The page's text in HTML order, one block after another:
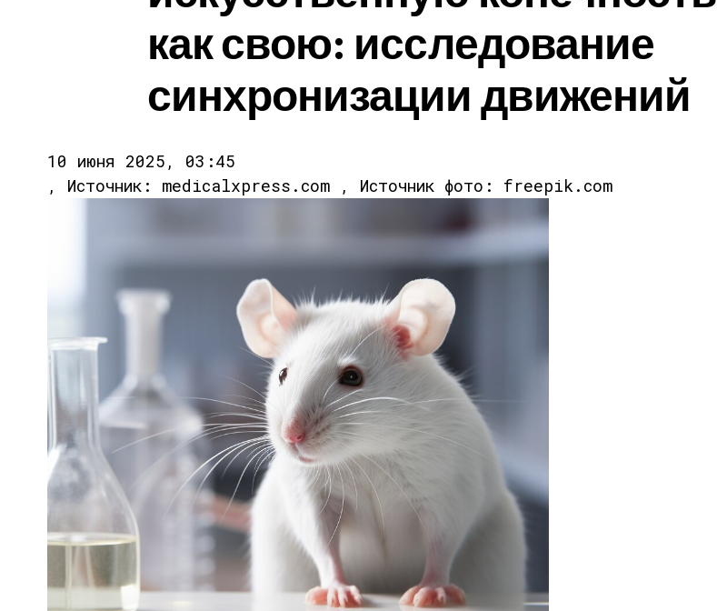
как свою: исследование
синхронизации движений
10 июня 2025, 03:45
, Источник: medicalxpress.com , Источник фото: freepik.com